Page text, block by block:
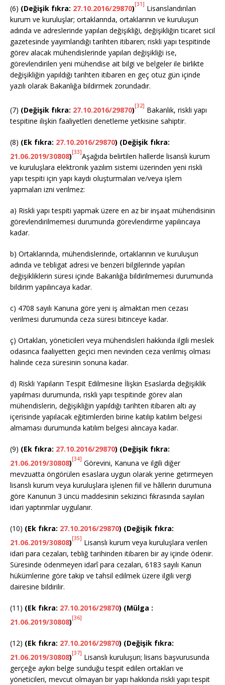
(6) (Değişik fıkra: 27.10.2016/29870)[31] Lisanslandırılan
kurum ve kuruluşlar; ortaklarında, ortaklarının ve kuruluşun
adında ve adreslerinde yapılan değişikliği, değişikliğin ticaret sicil
gazetesinde yayımlandığı tarihten itibaren; riskli yapı tespitinde
görev alacak mühendislerinde yapılan değişikliği ise,
görevlendirilen yeni mühendise ait bilgi ve belgeler ile birlikte
değişikliğin yapıldığı tarihten itibaren en geç otuz gün içinde
yazılı olarak Bakanlığa bildirmek zorundadır.
(7) (Değişik fıkra: 27.10.2016/29870)[32] Bakanlık, riskli yapı
tespitine ilişkin faaliyetleri denetleme yetkisine sahiptir.
(8) (Ek fıkra: 27.10.2016/29870) (Değişik fıkra:
21.06.2019/30808)[33]Aşağıda belirtilen hallerde lisanslı kurum
ve kuruluşlara elektronik yazılım sistemi üzerinden yeni riskli
yapı tespiti için yapı kaydı oluşturmaları ve/veya işlem
yapmaları izni verilmez:
a) Riskli yapı tespiti yapmak üzere en az bir inşaat mühendisinin
görevlendirilmemesi durumunda görevlendirme yapılıncaya
kadar.
b) Ortaklarında, mühendislerinde, ortaklarının ve kuruluşun
adında ve tebligat adresi ve benzeri bilgilerinde yapılan
değişikliklerin süresi içinde Bakanlığa bildirilmemesi durumunda
bildirim yapılıncaya kadar.
c) 4708 sayılı Kanuna göre yeni iş almaktan men cezası
verilmesi durumunda ceza süresi bitinceye kadar.
ç) Ortakları, yöneticileri veya mühendisleri hakkında ilgili meslek
odasınca faaliyetten geçici men nevinden ceza verilmiş olması
halinde ceza süresinin sonuna kadar.
d) Riskli Yapıların Tespit Edilmesine İlişkin Esaslarda değişiklik
yapılması durumunda, riskli yapı tespitinde görev alan
mühendislerin, değişikliğin yapıldığı tarihten itibaren altı ay
içerisinde yapılacak eğitimlerden birine katılıp katılım belgesi
almaması durumunda katılım belgesi alıncaya kadar.
(9) (Ek fıkra: 27.10.2016/29870) (Değişik fıkra:
21.06.2019/30808)[34] Görevini, Kanuna ve ilgili diğer
mevzuatta öngörülen esaslara uygun olarak yerine getirmeyen
lisanslı kurum veya kuruluşlara işlenen fiil ve hâllerin durumuna
göre Kanunun 3 üncü maddesinin sekizinci fıkrasında sayılan
idari yaptırımlar uygulanır.
(10) (Ek fıkra: 27.10.2016/29870) (Değişik fıkra:
21.06.2019/30808)[35] Lisanslı kurum veya kuruluşlara verilen
idari para cezaları, tebliğ tarihinden itibaren bir ay içinde ödenir.
Süresinde ödenmeyen idarî para cezaları, 6183 sayılı Kanun
hükümlerine göre takip ve tahsil edilmek üzere ilgili vergi
dairesine bildirilir.
(11) (Ek fıkra: 27.10.2016/29870) (Mülga :
21.06.2019/30808)[36]
(12) (Ek fıkra: 27.10.2016/29870) (Değişik fıkra:
21.06.2019/30808)[37] Lisanslı kuruluşun; lisans başvurusunda
gerçeğe aykırı belge sunduğu tespit edilen ortakları ve
yöneticileri, mevcut olmayan bir yapı hakkında riskli yapı tespit